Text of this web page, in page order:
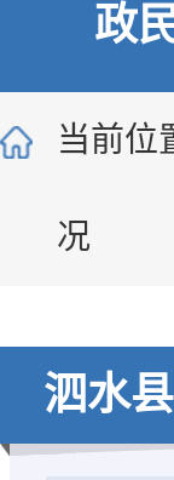
政
当前位
况
泗水